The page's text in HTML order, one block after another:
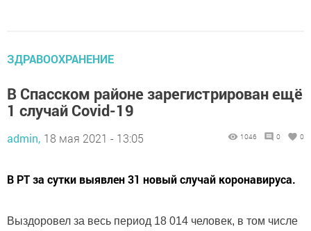
ЗДРАВООХРАНЕНИЕ
В Спасском районе зарегистрирован ещё
1 случай Covid-19
admin, 18 мая 2021 - 13:05 1046 0 0
В РТ за сутки выявлен 31 новый случай коронавируса.
Выздоровел за весь период 18 014 человек, в том числе